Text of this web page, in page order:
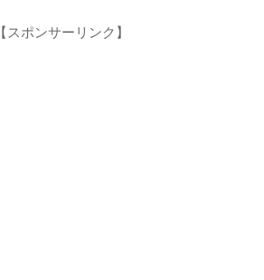
【スポンサーリンク】